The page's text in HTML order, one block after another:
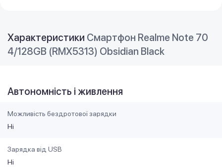
Характеристики Смартфон Realme Note 70
4/128GB (RMX5313) Obsidian Black
Автономність і живлення
Можливість бездротової зарядки
Ні
Зарядка від USB
Ні